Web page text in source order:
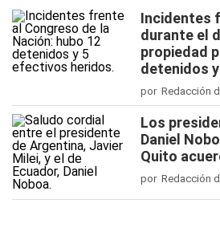
Incidentes
durante el
propiedad
detenidos
por Redacción
Los
Daniel
Quito
por Redacción